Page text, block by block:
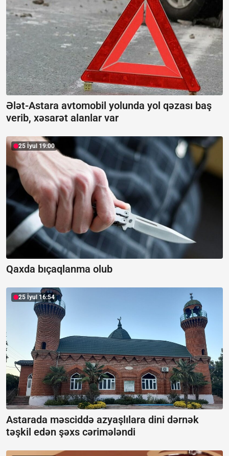
Ələt-Astara avtomobil yolunda yol qəzası baş
verib, xəsarət alanlar var
25 İyul 19:00
Qaxda bıçaqlanma olub
25 İyul 16:54
Astarada məsciddə azyaşlılara dini dərnək
təşkil edən şəxs cərimələndi